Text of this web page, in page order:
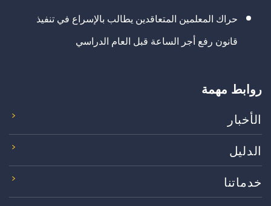
حراك المعلمين المتعاقدين يطالب بالإسراع في تنفيذ
قانون رفع أجر الساعة قبل العام الدراسي
روابط مهمة
الأخبار
الدليل
خدماتنا